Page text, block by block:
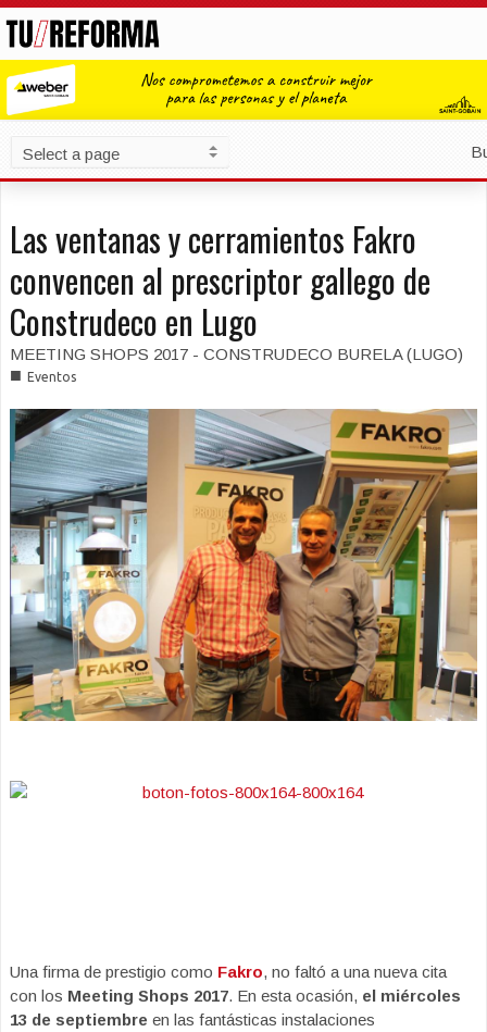
Las ventanas y cerramientos Fakro
convencen al prescriptor gallego de
Construdeco en Lugo
MEETING SHOPS 2017 - CONSTRUDECO BURELA (LUGO)
■ Eventos
Una firma de prestigio como Fakro, no faltó a una nueva cita
con los Meeting Shops 2017. En esta ocasión, el miércoles
13 de septiembre en las fantásticas instalaciones